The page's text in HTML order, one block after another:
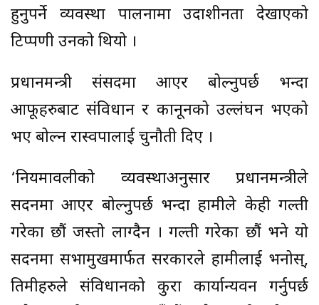
हुनुपर्ने व्यवस्था पालनामा उदाशीनता देखाएको
टिप्पणी उनको थियो ।
प्रधानमन्त्री संसदमा आएर बोल्नुपर्छ भन्दा
आफूहरुबाट संविधान र कानूनको उल्लंघन भएको
भए बोल्न रास्वपालाई चुनौती दिए ।
‘नियमावलीको व्यवस्थाअनुसार प्रधानमन्त्रीले
सदनमा आएर बोल्नुपर्छ भन्दा हामीले केही गल्ती
गरेका छौं जस्तो लाग्दैन । गल्ती गरेका छौं भने यो
सदनमा सभामुखमार्फत सरकारले हामीलाई भनोस्,
तिमीहरुले संविधानको कुरा कार्यान्यवन गर्नुपर्छ